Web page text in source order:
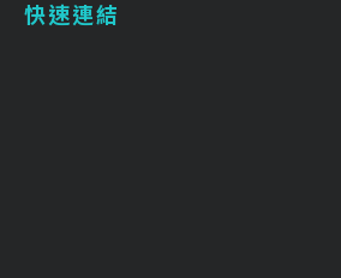
快速連結